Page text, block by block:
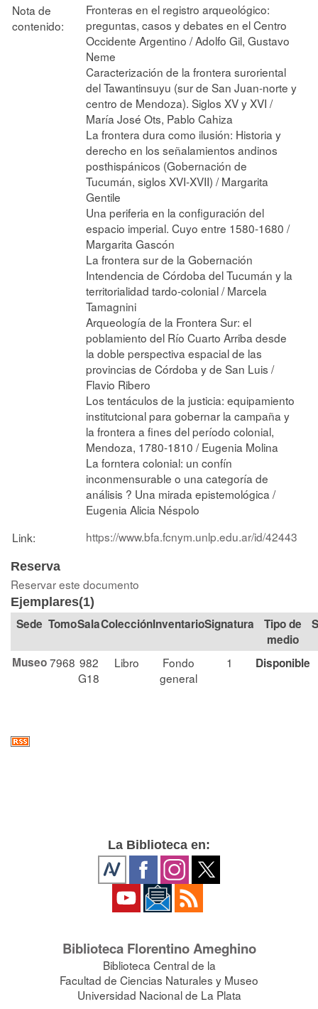
Nota de
contenido:
Fronteras en el registro arqueológico:
preguntas, casos y debates en el Centro
Occidente Argentino / Adolfo Gil, Gustavo
Neme
Caracterización de la frontera suroriental
del Tawantinsuyu (sur de San Juan-norte y
centro de Mendoza). Siglos XV y XVI /
María José Ots, Pablo Cahiza
La frontera dura como ilusión: Historia y
derecho en los señalamientos andinos
posthispánicos (Gobernación de
Tucumán, siglos XVI-XVII) / Margarita
Gentile
Una periferia en la configuración del
espacio imperial. Cuyo entre 1580-1680 /
Margarita Gascón
La frontera sur de la Gobernación
Intendencia de Córdoba del Tucumán y la
territorialidad tardo-colonial / Marcela
Tamagnini
Arqueología de la Frontera Sur: el
poblamiento del Río Cuarto Arriba desde
la doble perspectiva espacial de las
provincias de Córdoba y de San Luis /
Flavio Ribero
Los tentáculos de la justicia: equipamiento
institutcional para gobernar la campaña y
la frontera a fines del período colonial,
Mendoza, 1780-1810 / Eugenia Molina
La forntera colonial: un confín
inconmensurable o una categoría de
análisis ? Una mirada epistemológica /
Eugenia Alicia Néspolo
Link:
https://www.bfa.fcnym.unlp.edu.ar/id/42443
Reserva
Reservar este documento
Ejemplares(1)
TomoSalaColección Signatura
Tipo de
medio
Museo7968 982
G18
Libro
Fondo
general
1 Disponible
La Biblioteca en:
Biblioteca Florentino Ameghino
Biblioteca Central de la
Facultad de Ciencias Naturales y Museo
Universidad Nacional de La Plata